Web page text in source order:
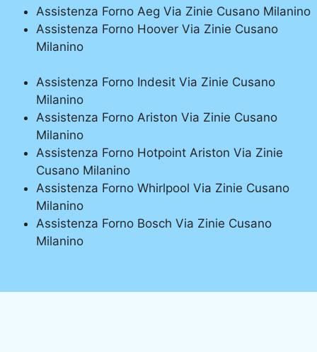
Assistenza Forno Aeg Via Zinie Cusano Milanino
Assistenza Forno Hoover Via Zinie Cusano
Milanino
Assistenza Forno Indesit Via Zinie Cusano
Milanino
Assistenza Forno Ariston Via Zinie Cusano
Milanino
Assistenza Forno Hotpoint Ariston Via Zinie
Cusano Milanino
Assistenza Forno Whirlpool Via Zinie Cusano
Milanino
Assistenza Forno Bosch Via Zinie Cusano
Milanino